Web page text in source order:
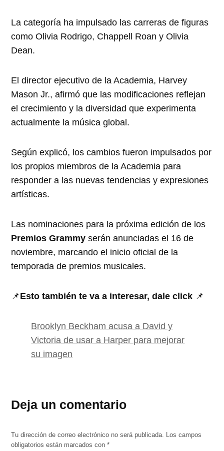
La categoría ha impulsado las carreras de figuras
como Olivia Rodrigo, Chappell Roan y Olivia
Dean.
El director ejecutivo de la Academia, Harvey
Mason Jr., afirmó que las modificaciones reflejan
el crecimiento y la diversidad que experimenta
actualmente la música global.
Según explicó, los cambios fueron impulsados por
los propios miembros de la Academia para
responder a las nuevas tendencias y expresiones
artísticas.
Las nominaciones para la próxima edición de los
Premios Grammy serán anunciadas el 16 de
noviembre, marcando el inicio oficial de la
temporada de premios musicales.
📌Esto también te va a interesar, dale click 📌
Brooklyn Beckham acusa a David y
Victoria de usar a Harper para mejorar
su imagen
Deja un comentario
Tu dirección de correo electrónico no será publicada. Los campos
obligatorios están marcados con*